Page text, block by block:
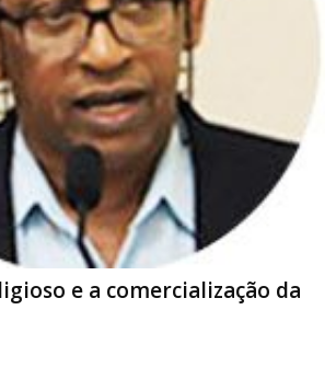
e a comercialização da